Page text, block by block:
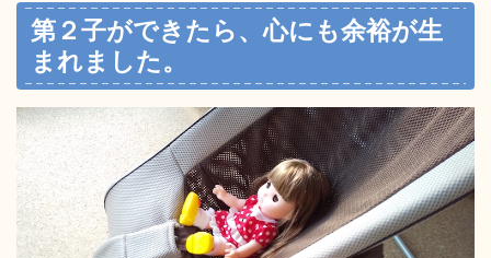
第２子ができたら、心にも余裕が生
まれました。